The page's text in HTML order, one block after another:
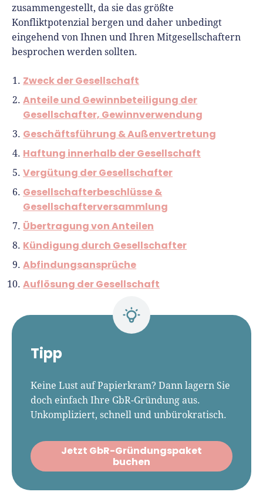
zusammengestellt, da sie das größte
Konfliktpotenzial bergen und daher unbedingt
eingehend von Ihnen und Ihren Mitgesellschaftern
besprochen werden sollten.
Zweck der Gesellschaft
Anteile und Gewinnbeteiligung der
Gesellschafter, Gewinnverwendung
Geschäftsführung & Außenvertretung
Haftung innerhalb der Gesellschaft
Vergütung der Gesellschafter
Gesellschafterbeschlüsse &
Gesellschafterversammlung
Übertragung von Anteilen
Kündigung durch Gesellschafter
Abfindungsansprüche
Auflösung der Gesellschaft
Tipp
Keine Lust auf Papierkram? Dann lagern Sie
doch einfach Ihre GbR-Gründung aus.
Unkompliziert, schnell und unbürokratisch.
Jetzt GbR-Gründungspaket
buchen